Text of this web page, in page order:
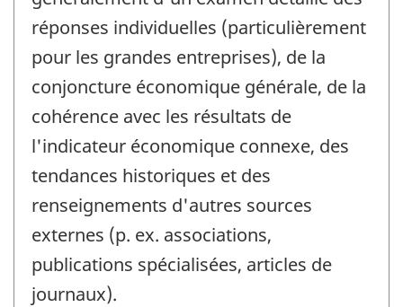
réponses individuelles (particulièrement
pour les grandes entreprises), de la
conjoncture économique générale, de la
cohérence avec les résultats de
l'indicateur économique connexe, des
tendances historiques et des
renseignements d'autres sources
externes (p. ex. associations,
publications spécialisées, articles de
journaux).